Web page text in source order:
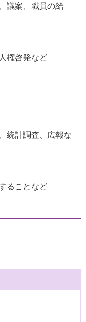
議案、職員の給
権啓発など
統計調査、広報な
ることなど